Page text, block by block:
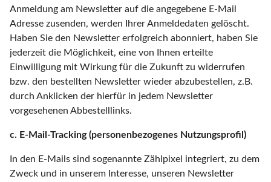
Anmeldung am Newsletter auf die angegebene E-Mail
Adresse zusenden, werden Ihrer Anmeldedaten gelöscht.
Haben Sie den Newsletter erfolgreich abonniert, haben Sie
jederzeit die Möglichkeit, eine von Ihnen erteilte
Einwilligung mit Wirkung für die Zukunft zu widerrufen
bzw. den bestellten Newsletter wieder abzubestellen, z.B.
durch Anklicken der hierfür in jedem Newsletter
vorgesehenen Abbestelllinks.
c. E-Mail-Tracking (personenbezogenes Nutzungsprofil)
In den E-Mails sind sogenannte Zählpixel integriert, zu dem
Zweck und in unserem Interesse, unseren Newsletter